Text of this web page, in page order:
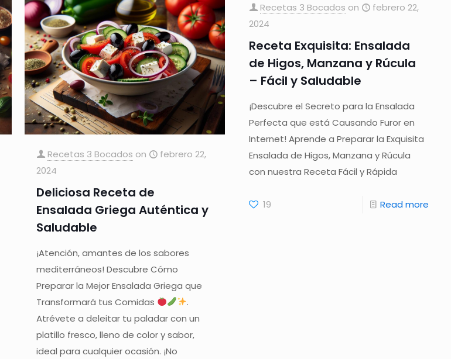
Recetas 3 Bocados on
febrero 22,
2024
Deliciosa Receta de
Ensalada Griega Auténtica y
Saludable
¡Atención, amantes de los sabores
mediterráneos! Descubre Cómo
Preparar la Mejor Ensalada Griega que
Transformará tus Comidas
.
Atrévete a deleitar tu paladar con un
platillo fresco, lleno de color y sabor,
ideal para cualquier ocasión. ¡No
Recetas 3 Bocados on
febrero 22,
2024
Receta Exquisita: Ensalada
de Higos, Manzana y Rúcula
– Fácil y Saludable
¡Descubre el Secreto para la Ensalada
Perfecta que está Causando Furor en
Internet! Aprende a Preparar la Exquisita
Ensalada de Higos, Manzana y Rúcula
con nuestra Receta Fácil y Rápida
19 Read more